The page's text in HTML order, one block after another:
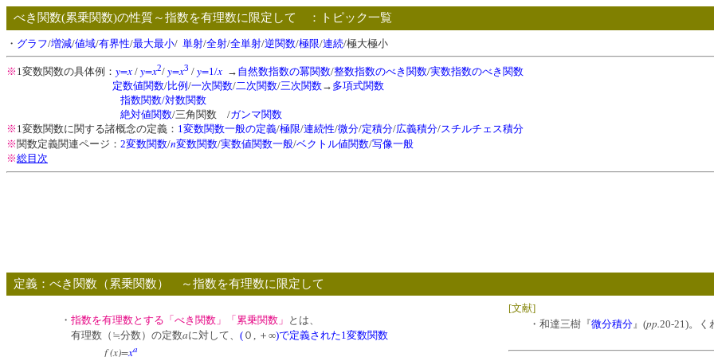
べき関数(累乗関数)の性質～指数を有理数に限定して ：トピック一覧
・ グラフ/増減/値域/有界性/最大最小/ 単射/全射/全単射/逆関数/極限/連続/極大極小
※ 1変数関数の具体例： y=x / y=x2/ y=x3 / y=1/x → 自然数指数の冪関数/整数指数のべき関数/実数指数のべき関数
定数値関数/比例 /一次関数/二次関数/三次関数→ 多項式関数
指数関数/対数関数
絶対値関数/三角関数 /ガンマ関数
※ 1変数関数に関する諸概念の定義： 1変数関数一般の定義/極限/連続性/微分/定積分/広義積分/スチルチェス積分
※ 関数定義関連ページ： 2変数関数/n変数関数/実数値関数一般/ベクトル値関数/写像一般
※総目次
定義：べき関数（累乗関数） ～指数を有理数に限定して
・ 指数を有理数とする「べき関数」「累乗関数」 とは、
有理数（≒分数）の定数aに対して、 ( ０, ＋∞)で定義された1変数関数
f (x)=xa
[文献]
・和達三樹『微分積分』(pp.20-21)。く